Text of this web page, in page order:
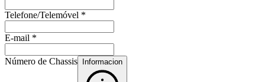
Telefone/Telemóvel *
E-mail *
Número de Chassis Informacion